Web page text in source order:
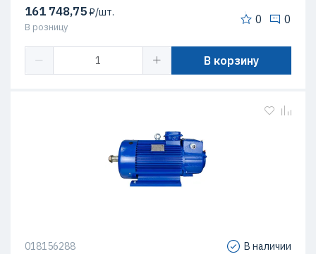
161 748,75₽/шт.
В розницу
0 0
В корзину
018156288 В наличии